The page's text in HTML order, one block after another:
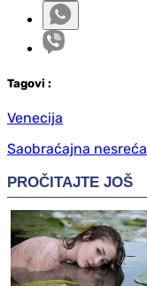
Tagovi :
Venecija
Saobraćajna nesreća